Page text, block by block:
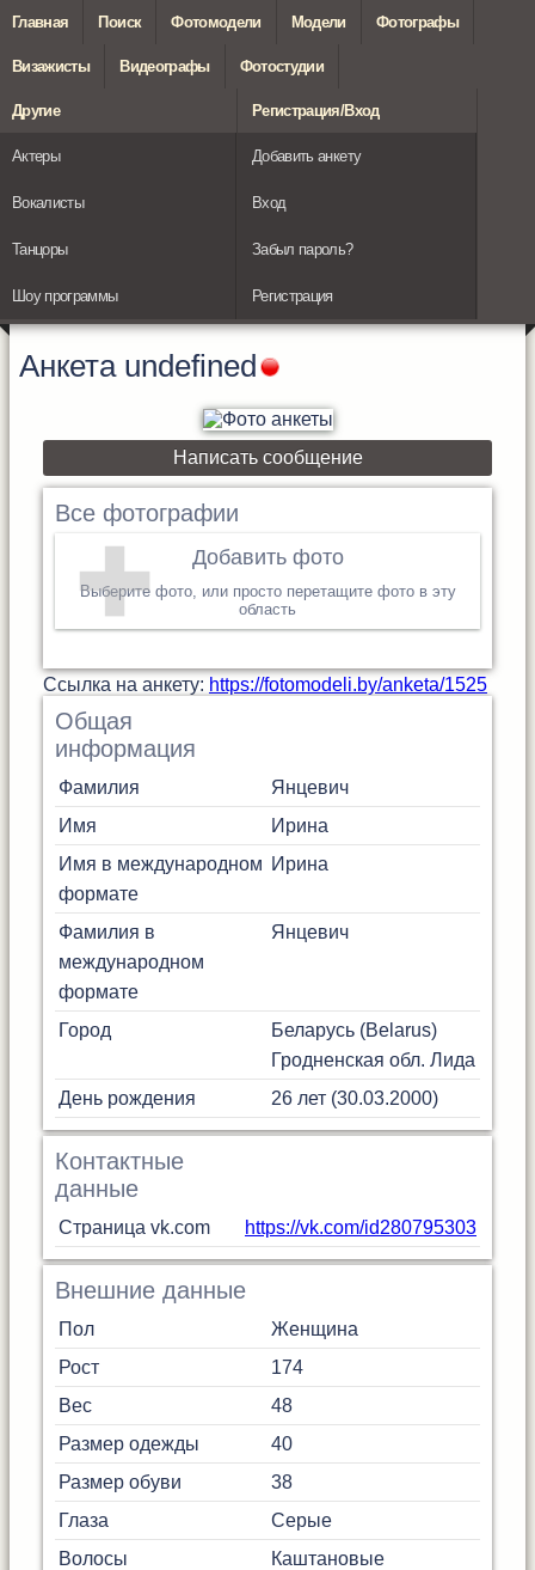
Главная Поиск Фотомодели Модели Фотографы
Визажисты Видеографы Фотостудии
Другие
Актеры
Вокалисты
Танцоры
Шоу программы
Регистрация/Вход
Добавить анкету
Вход
Забыл пароль?
Регистрация
Анкета undefined
Написать сообщение
Все фотографии
Добавить фото
Выберите фото, или просто перетащите фото в эту
область
Cсылка на анкету: https://fotomodeli.by/anketa/1525
Общая
информация
Фамилия
Янцевич
Имя
Ирина
Имя в международном
формате
Ирина
Фамилия в
международном
формате
Янцевич
Город
Беларусь (Belarus)
Гродненская обл. Лида
День рождения
26 лет (30.03.2000)
Контактные
данные
Страница vk.com https://vk.com/id280795303
Внешние данные
Пол
Женщина
Рост
174
Вес
48
Размер одежды
40
Размер обуви
38
Глаза
Серые
Волосы
Каштановые